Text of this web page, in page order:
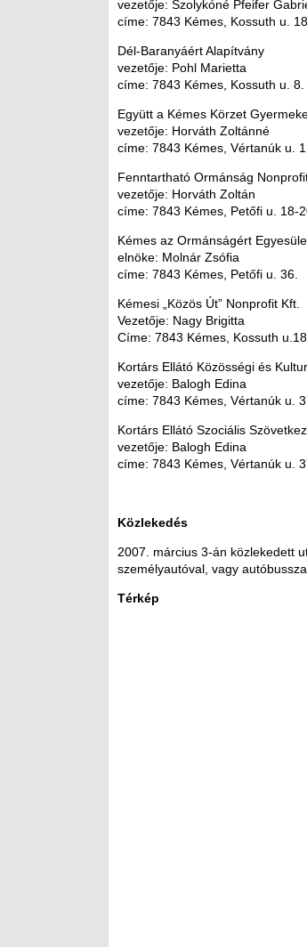
vezetője: Szolykóné Pfeifer
címe: 7843 Kémes, Kossuth u.
Dél-Baranyáért Alapítvány
vezetője: Pohl Marietta
címe: 7843 Kémes, Kossuth u. 8.
Együtt a Kémes Körzet
vezetője: Horváth Zoltánné
címe: 7843 Kémes, Vértanúk u.
Fenntartható Ormánság
vezetője: Horváth Zoltán
címe: 7843 Kémes, Petőfi u. 18-
Kémes az Ormánságért
elnöke: Molnár Zsófia
címe: 7843 Kémes, Petőfi u. 36.
Kémesi „Közös Út” Nonprofit Kft.
Vezetője: Nagy Brigitta
Címe: 7843 Kémes, Kossuth
Kortárs Ellátó Közösségi és
vezetője: Balogh Edina
címe: 7843 Kémes, Vértanúk u.
Kortárs Ellátó Szociális
vezetője: Balogh Edina
címe: 7843 Kémes, Vértanúk u.
Közlekedés
2007. március 3-án közlekedett
személyautóval, vagy
Térkép